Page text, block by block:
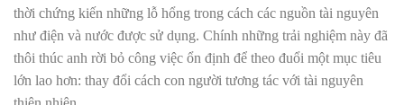
thời chứng kiến những lỗ hổng trong cách các nguồn tài nguyên
như điện và nước được sử dụng. Chính những trải nghiệm này đã
thôi thúc anh rời bỏ công việc ổn định để theo đuổi một mục tiêu
lớn lao hơn: thay đổi cách con người tương tác với tài nguyên